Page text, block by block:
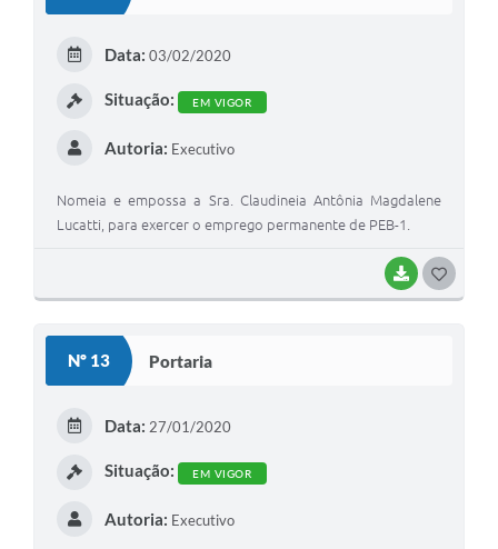
BAIXAR
Data: 03/02/2020
Situação: EM VIGOR
Autoria: Executivo
Nomeia e empossa a Sra. Claudineia Antônia Magdalene
Lucatti, para exercer o emprego permanente de PEB-1.
Nº 13 Portaria
Data: 27/01/2020
Situação: EM VIGOR
Autoria: Executivo